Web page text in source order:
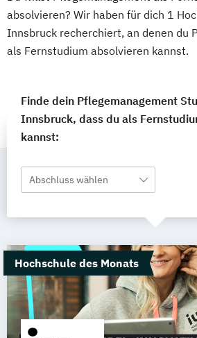
absolvieren? Wir haben für dich 1
Innsbruck recherchiert, an denen du
als Fernstudium absolvieren kannst.
Finde dein Pflegemanagement
Innsbruck, dass du als
kannst:
Abschluss wählen
Hochschule des Monats